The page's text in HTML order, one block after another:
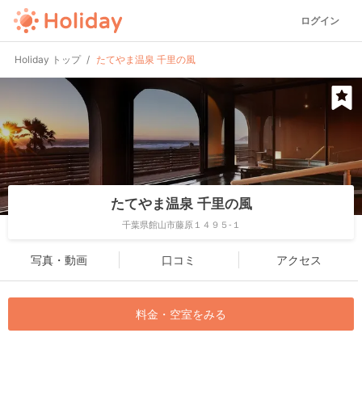
ログイン
Holiday トップ たてやま温泉 千里の風
たてやま温泉 千里の風
千葉県館山市藤原１４９５-１
写真・動画 口コミ アクセス
料金・空室をみる